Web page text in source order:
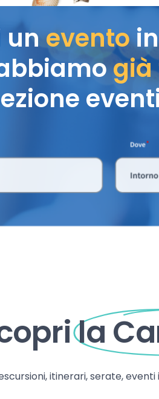
unevento
già
la
itinerari, serate,